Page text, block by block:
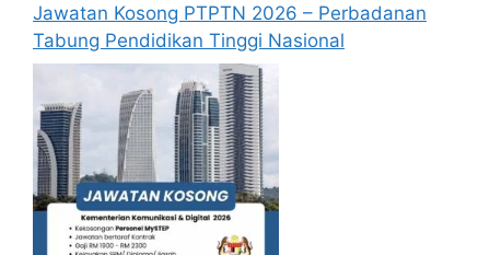
Jawatan Kosong PTPTN 2026 – Perbadanan
Tabung Pendidikan Tinggi Nasional